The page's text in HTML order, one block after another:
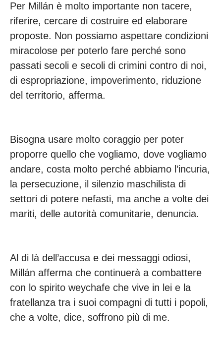
Per Millán è molto importante non tacere,
riferire, cercare di costruire ed elaborare
proposte. Non possiamo aspettare condizioni
miracolose per poterlo fare perché sono
passati secoli e secoli di crimini contro di noi,
di espropriazione, impoverimento, riduzione
del territorio, afferma.
Bisogna usare molto coraggio per poter
proporre quello che vogliamo, dove vogliamo
andare, costa molto perché abbiamo l’incuria,
la persecuzione, il silenzio maschilista di
settori di potere nefasti, ma anche a volte dei
mariti, delle autorità comunitarie, denuncia.
Al di là dell’accusa e dei messaggi odiosi,
Millán afferma che continuerà a combattere
con lo spirito weychafe che vive in lei e la
fratellanza tra i suoi compagni di tutti i popoli,
che a volte, dice, soffrono più di me.